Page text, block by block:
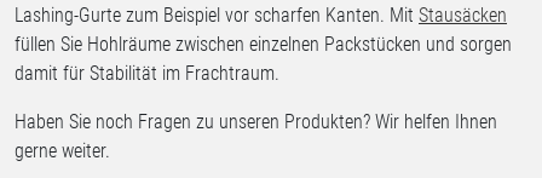
Lashing-Gurte zum Beispiel vor scharfen Kanten. Mit Stausäcken
füllen Sie Hohlräume zwischen einzelnen Packstücken und sorgen
damit für Stabilität im Frachtraum.
Haben Sie noch Fragen zu unseren Produkten? Wir helfen Ihnen
gerne weiter.